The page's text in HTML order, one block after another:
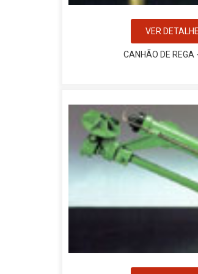
VER
CANHÃO DE REGA